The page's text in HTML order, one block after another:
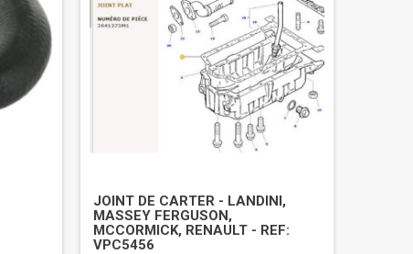
JOINT DE CARTER - LANDINI,
MASSEY FERGUSON,
MCCORMICK, RENAULT - REF:
VPC5456